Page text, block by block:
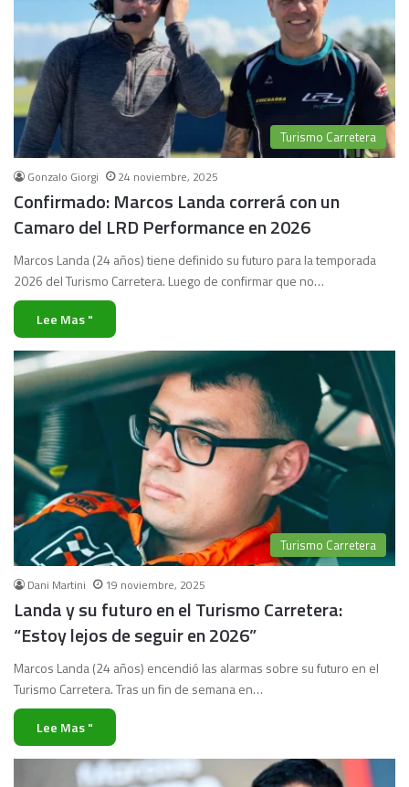
Turismo Carretera
Gonzalo Giorgi 24 noviembre, 2025
Confirmado: Marcos Landa correrá con un
Camaro del LRD Performance en 2026
Marcos Landa (24 años) tiene definido su futuro para la temporada
2026 del Turismo Carretera. Luego de confirmar que no…
Lee Mas "
Turismo Carretera
Dani Martini 19 noviembre, 2025
Landa y su futuro en el Turismo Carretera:
“Estoy lejos de seguir en 2026”
Marcos Landa (24 años) encendió las alarmas sobre su futuro en el
Turismo Carretera. Tras un fin de semana en…
Lee Mas "